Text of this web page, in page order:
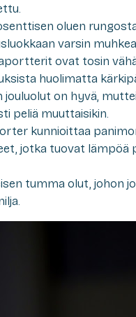
oluen
varsin
ovat tosin
huolimatta
jouluolut on hyvä,
peliä muuttaisikin.
kunnioittaa
jotka tuovat lämpöä
tumma olut, johon